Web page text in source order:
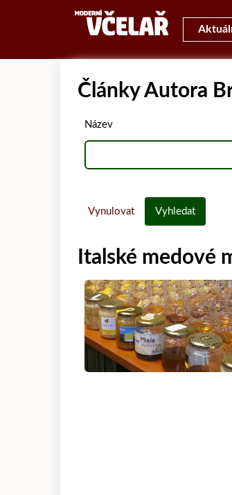
Články Autora
Název
Vynulovat Vyhledat
Italské medové